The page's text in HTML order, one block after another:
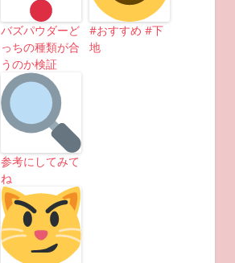
バズパウダーど
っちの種類が合
うのか検証
参考にしてみて
ね
#おすすめ #下
地